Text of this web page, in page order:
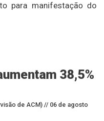
para manifestação do
38,5%
de ACM) // 06 de agosto